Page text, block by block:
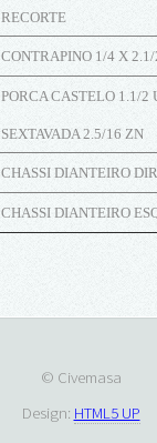
RECORTE
CONTRAPINO 1/4 X 2.1/
PORCA CASTELO 1.1/2
SEXTAVADA 2.5/16 ZN
CHASSI DIANTEIRO
CHASSI DIANTEIRO
© Civemasa
Design: HTML5 UP